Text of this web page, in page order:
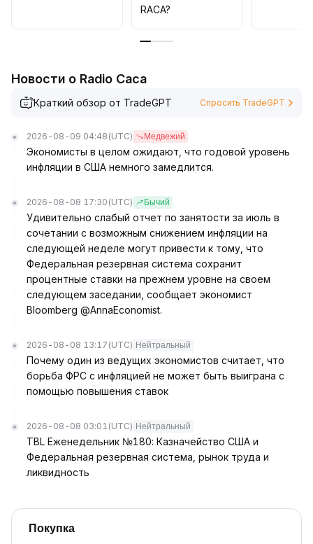
фундаментальные показатели проекта и
могут сохранить цену от дальнейшего падения
грамотные стратегии размещения, а в
краткосрочной перспективе сохранять
RACA?
Новости о Radio Caca
Краткий обзор от TradeGPT Спросить TradeGPT
2026-08-09 04:48 (UTC) Медвежий
Экономисты в целом ожидают, что годовой уровень
инфляции в США немного замедлится.
2026-08-08 17:30 (UTC) Бычий
Удивительно слабый отчет по занятости за июль в
сочетании с возможным снижением инфляции на
следующей неделе могут привести к тому, что
Федеральная резервная система сохранит
процентные ставки на прежнем уровне на своем
следующем заседании, сообщает экономист
Bloomberg @AnnaEconomist.
2026-08-08 13:17 (UTC) Нейтральный
Почему один из ведущих экономистов считает, что
борьба ФРС с инфляцией не может быть выиграна с
помощью повышения ставок
2026-08-08 03:01 (UTC) Нейтральный
TBL Еженедельник №180: Казначейство США и
Федеральная резервная система, рынок труда и
ликвидность
Покупка